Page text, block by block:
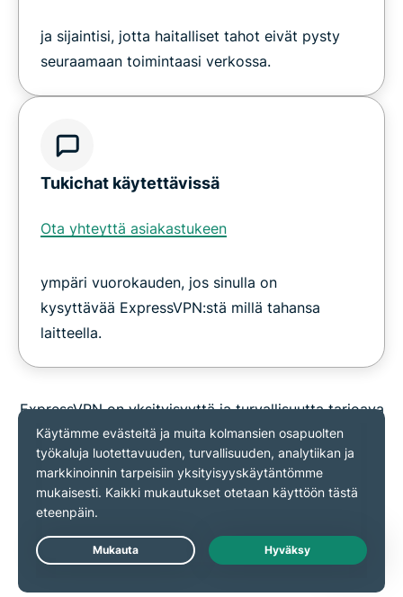
ja sijaintisi, jotta haitalliset tahot eivät pysty
seuraamaan toimintaasi verkossa.
Tukichat käytettävissä
Ota yhteyttä asiakastukeen
ympäri vuorokauden, jos sinulla on
kysyttävää ExpressVPN:stä millä tahansa
laitteella.
ExpressVPN on yksityisyyttä ja turvallisuutta tarjoava
palvelu, eikä sitä tule käyttää tekijänoikeuksien
kiertämiseen. Emme pysty seuraamaan tai
hallitsemaan sitä, mitä teet VPN-yhteyden avulla,
joten olet itse vastuussa palveluehtojemme,
sisällöntuottajasi ehtojen ja kaikkien sovellettavien
lakien noudattamisesta.
Live Chat